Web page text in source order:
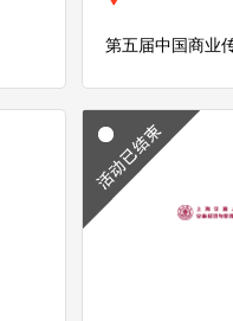
第五届中国商业